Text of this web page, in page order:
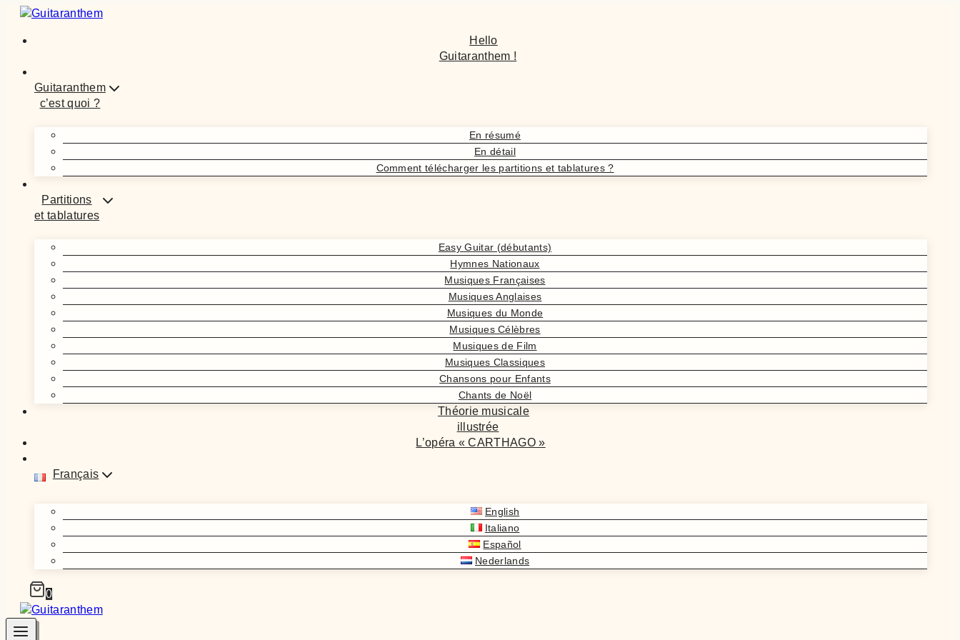
Aller
contenu
Hello
Guitaranthem !
Guitaranthem
c’est quoi ?
En résumé
En détail
Comment télécharger les partitions et tablatures ?
Partitions
et tablatures
Easy Guitar (débutants)
Hymnes Nationaux
Musiques Françaises
Musiques Anglaises
Musiques du Monde
Musiques Célèbres
Musiques de Film
Musiques Classiques
Chansons pour Enfants
Chants de Noël
Théorie musicale
illustrée
L’opéra « CARTHAGO »
Français
English
Italiano
Español
Nederlands
0